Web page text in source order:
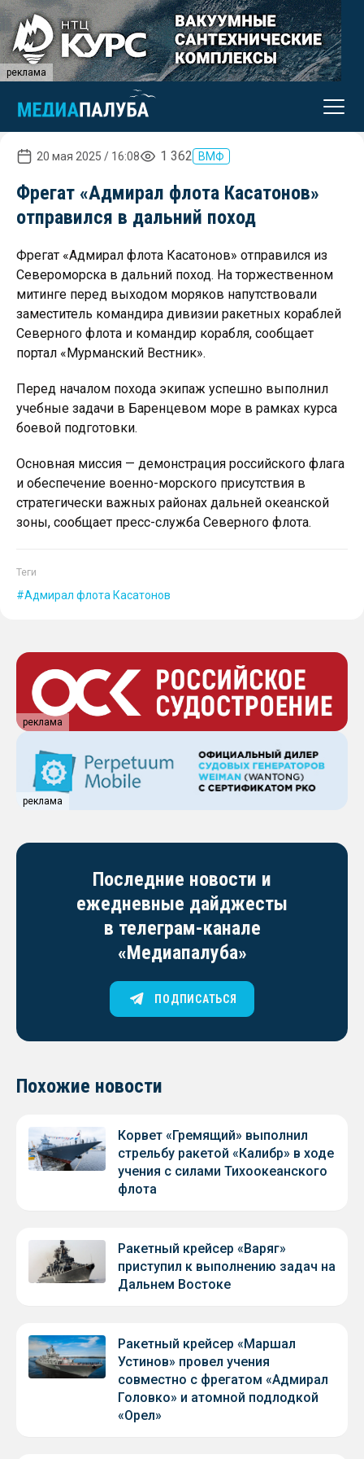
реклама
20 мая 2025 / 16:08 1 362 ВМФ
Фрегат «Адмирал флота Касатонов»
отправился в дальний поход
Фрегат «Адмирал флота Касатонов» отправился из
Североморска в дальний поход. На торжественном
митинге перед выходом моряков напутствовали
заместитель командира дивизии ракетных кораблей
Северного флота и командир корабля, сообщает
портал «Мурманский Вестник».
Перед началом похода экипаж успешно выполнил
учебные задачи в Баренцевом море в рамках курса
боевой подготовки.
Основная миссия — демонстрация российского флага
и обеспечение военно-морского присутствия в
стратегически важных районах дальней океанской
зоны, сообщает пресс-служба Северного флота.
Теги
Адмирал флота Касатонов
реклама
реклама
Последние новости и
ежедневные дайджесты
в телеграм-канале
«Медиапалуба»
ПОДПИСАТЬСЯ
Похожие новости
Корвет «Гремящий» выполнил
стрельбу ракетой «Калибр» в ходе
учения с силами Тихоокеанского
флота
Ракетный крейсер «Варяг»
приступил к выполнению задач на
Дальнем Востоке
Ракетный крейсер «Маршал
Устинов» провел учения
совместно с фрегатом «Адмирал
Головко» и атомной подлодкой
«Орел»